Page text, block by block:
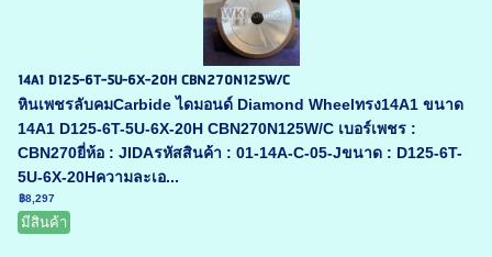
14A1 D125-6T-5U-6X-20H CBN270N125W/C
หินเพชรลับคมCarbide ไดมอนด์ Diamond Wheelทรง14A1 ขนาด
14A1 D125-6T-5U-6X-20H CBN270N125W/C เบอร์เพชร :
CBN270ยี่ห้อ : JIDAรหัสสินค้า : 01-14A-C-05-Jขนาด : D125-6T-
5U-6X-20Hความละเอ...
฿8,297
มีสินค้า